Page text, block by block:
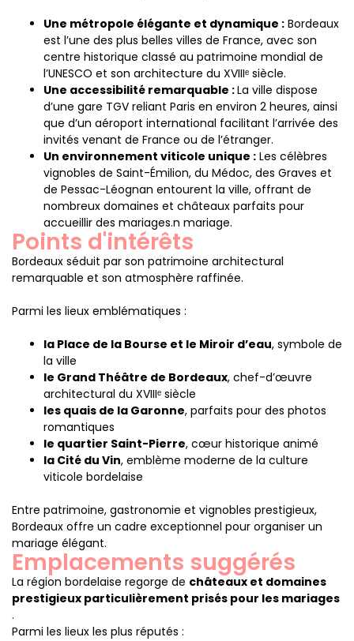
Une métropole élégante et dynamique : Bordeaux
est l’une des plus belles villes de France, avec son
centre historique classé au patrimoine mondial de
l’UNESCO et son architecture du XVIIIᵉ siècle.
Une accessibilité remarquable :La ville dispose
d’une gare TGV reliant Paris en environ 2 heures, ainsi
que d’un aéroport international facilitant l’arrivée des
invités venant de France ou de l’étranger.
Un environnement viticole unique : Les célèbres
vignobles de Saint-Émilion, du Médoc, des Graves et
de Pessac-Léognan entourent la ville, offrant de
nombreux domaines et châteaux parfaits pour
accueillir des mariages.n mariage.
Points d'intérêts
Bordeaux séduit par son patrimoine architectural
remarquable et son atmosphère raffinée.
Parmi les lieux emblématiques :
la Place de la Bourse et le Miroir d’eau, symbole de
la ville
le Grand Théâtre de Bordeaux, chef-d’œuvre
architectural du XVIIIᵉ siècle
les quais de la Garonne, parfaits pour des photos
romantiques
le quartier Saint-Pierre, cœur historique animé
la Cité du Vin, emblème moderne de la culture
viticole bordelaise
Entre patrimoine, gastronomie et vignobles prestigieux,
Bordeaux offre un cadre exceptionnel pour organiser un
mariage élégant.
Emplacements suggérés
La région bordelaise regorge de châteaux et domaines
prestigieux particulièrement prisés pour les mariages
.
Parmi les lieux les plus réputés :